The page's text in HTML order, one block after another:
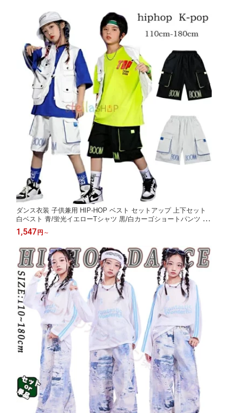
ダンス衣装 子供兼用 HIP-HOP ベスト セットアップ 上下セット
白ベスト 青/蛍光イエローTシャツ 黒/白カーゴショートパンツ 発
表会 ステージ レッスン コンテスト イベント 団体衣装 舞台衣装
おしゃれ かっこいい 動きやすい
1,547円 ～